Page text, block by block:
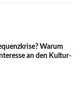
Warum
an den Kultur­